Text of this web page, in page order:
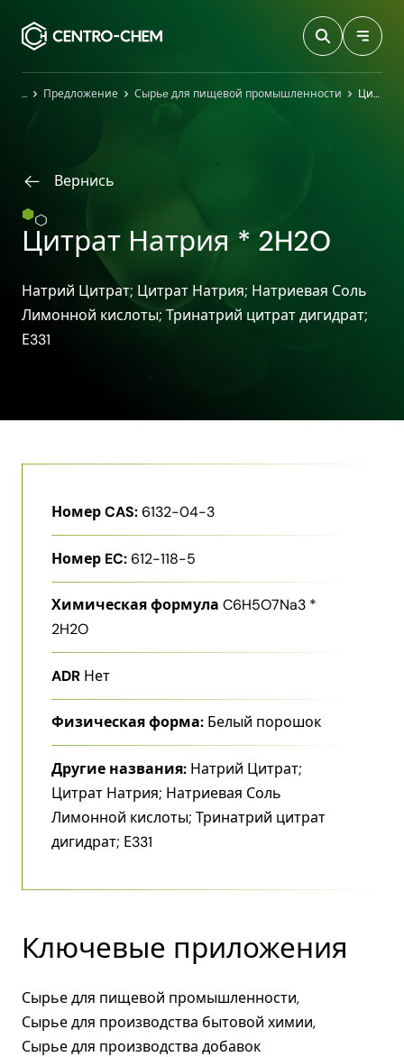
ГлавнаяПредложение Сырьe для пищевой промышленности Цитрат Натрия * 2H2O
Вернись
Цитрат Натрия * 2H2O
Натрий Цитрат; Цитрат Натрия; Натриевая Соль
Лимонной кислоты; Тринатрий цитрат дигидрат;
Е331
Номер CAS:6132-04-3
Номер EC:612-118-5
Химическая формула C6H5O7Na3 *
2H2O
ADR Нет
Физическая форма: Белый порошок
Другие названия: Натрий Цитрат;
Цитрат Натрия; Натриевая Соль
Лимонной кислоты; Тринатрий цитрат
дигидрат; Е331
Ключевые приложения
Сырье для пищевой промышленности,
Сырье для производства бытовой химии,
Сырье для производства добавок